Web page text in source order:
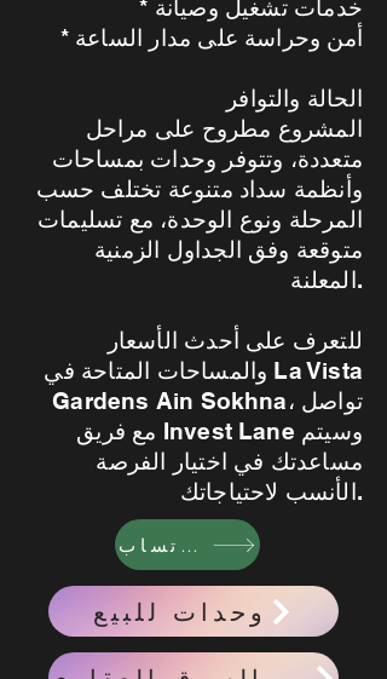
* خدمات تشغيل وصيانة
* أمن وحراسة على مدار الساعة
الحالة والتوافر
المشروع مطروح على مراحل
متعددة، وتتوفر وحدات بمساحات
وأنظمة سداد متنوعة تختلف حسب
المرحلة ونوع الوحدة، مع تسليمات
متوقعة وفق الجداول الزمنية
المعلنة.
للتعرف على أحدث الأسعار
والمساحات المتاحة في La Vista
Gardens Ain Sokhna، تواصل
مع فريق Invest Lane وسيتم
مساعدتك في اختيار الفرصة
الأنسب لاحتياجاتك.
واتساب
وحدات للبيع